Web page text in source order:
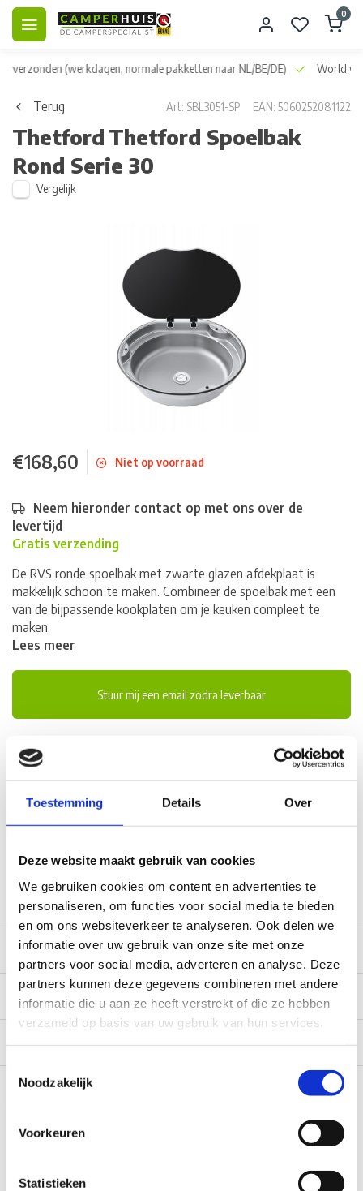
Toestemming Details Over
Deze website maakt gebruik van cookies
We gebruiken cookies om content en advertenties te
personaliseren, om functies voor social media te bieden
en om ons websiteverkeer te analyseren. Ook delen we
informatie over uw gebruik van onze site met onze
partners voor social media, adverteren en analyse. Deze
partners kunnen deze gegevens combineren met andere
informatie die u aan ze heeft verstrekt of die ze hebben
verzameld op basis van uw gebruik van hun services.
Toestemmingsselectie
Noodzakelijk
Voorkeuren
Statistieken
0
verzonden (werkdagen, normale pakketten naar NL/BE/DE) World
Terug Art: SBL3051-SP EAN: 5060252081122
Thetford Thetford Spoelbak
Rond Serie 30
Vergelijk
€168,60 Niet op voorraad
Neem hieronder contact op met ons over de
levertijd
Gratis verzending
De RVS ronde spoelbak met zwarte glazen afdekplaat is
makkelijk schoon te maken. Combineer de spoelbak met een
van de bijpassende kookplaten om je keuken compleet te
maken.
Lees meer
Stuur mij een email zodra leverbaar
Voor 12:00 besteld, doorgaans dezelfde dag verzonden
(werkdagen, normale pakketten naar NL/BE/DE)
Gratis verzending vanaf € 100,- naar NL en BE
verzending. Een deel van de artikelen op voorraad in de
winkel, mail ons voor de beschikbaarheid in de winkel:
service@camperhuis.nl
Beschrijving
Specificaties
Reviews 0/10
Recent bekeken